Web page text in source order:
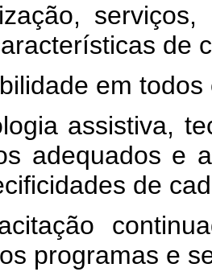
de
em
assistiva,
adequados e
de
programas e